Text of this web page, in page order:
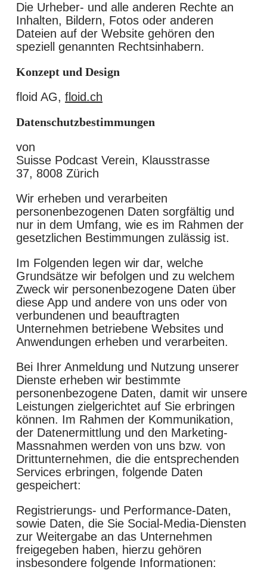
Die Urheber- und alle anderen Rechte an
Inhalten, Bildern, Fotos oder anderen
Dateien auf der Website gehören den
speziell genannten Rechtsinhabern.
Konzept und Design
floid AG, floid.ch
Datenschutzbestimmungen
von
Suisse Podcast Verein, Klausstrasse
37, 8008 Zürich
Wir erheben und verarbeiten
personenbezogenen Daten sorgfältig und
nur in dem Umfang, wie es im Rahmen der
gesetzlichen Bestimmungen zulässig ist.
Im Folgenden legen wir dar, welche
Grundsätze wir befolgen und zu welchem
Zweck wir personenbezogene Daten über
diese App und andere von uns oder von
verbundenen und beauftragten
Unternehmen betriebene Websites und
Anwendungen erheben und verarbeiten.
Bei Ihrer Anmeldung und Nutzung unserer
Dienste erheben wir bestimmte
personenbezogene Daten, damit wir unsere
Leistungen zielgerichtet auf Sie erbringen
können. Im Rahmen der Kommunikation,
der Datenermittlung und den Marketing-
Massnahmen werden von uns bzw. von
Drittunternehmen, die die entsprechenden
Services erbringen, folgende Daten
gespeichert:
Registrierungs- und Performance-Daten,
sowie Daten, die Sie Social-Media-Diensten
zur Weitergabe an das Unternehmen
freigegeben haben, hierzu gehören
insbesondere folgende Informationen: